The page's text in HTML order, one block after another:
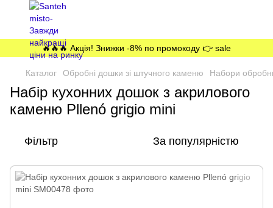
🔥🔥🔥 Акція! Знижки -8% по промокоду 👉 sale
Каталог Обробні дошки зі штучного каменю Набори
Набір кухонних дошок з акрилового
каменю Pllenó grigio mini
Фільтр За популярністю